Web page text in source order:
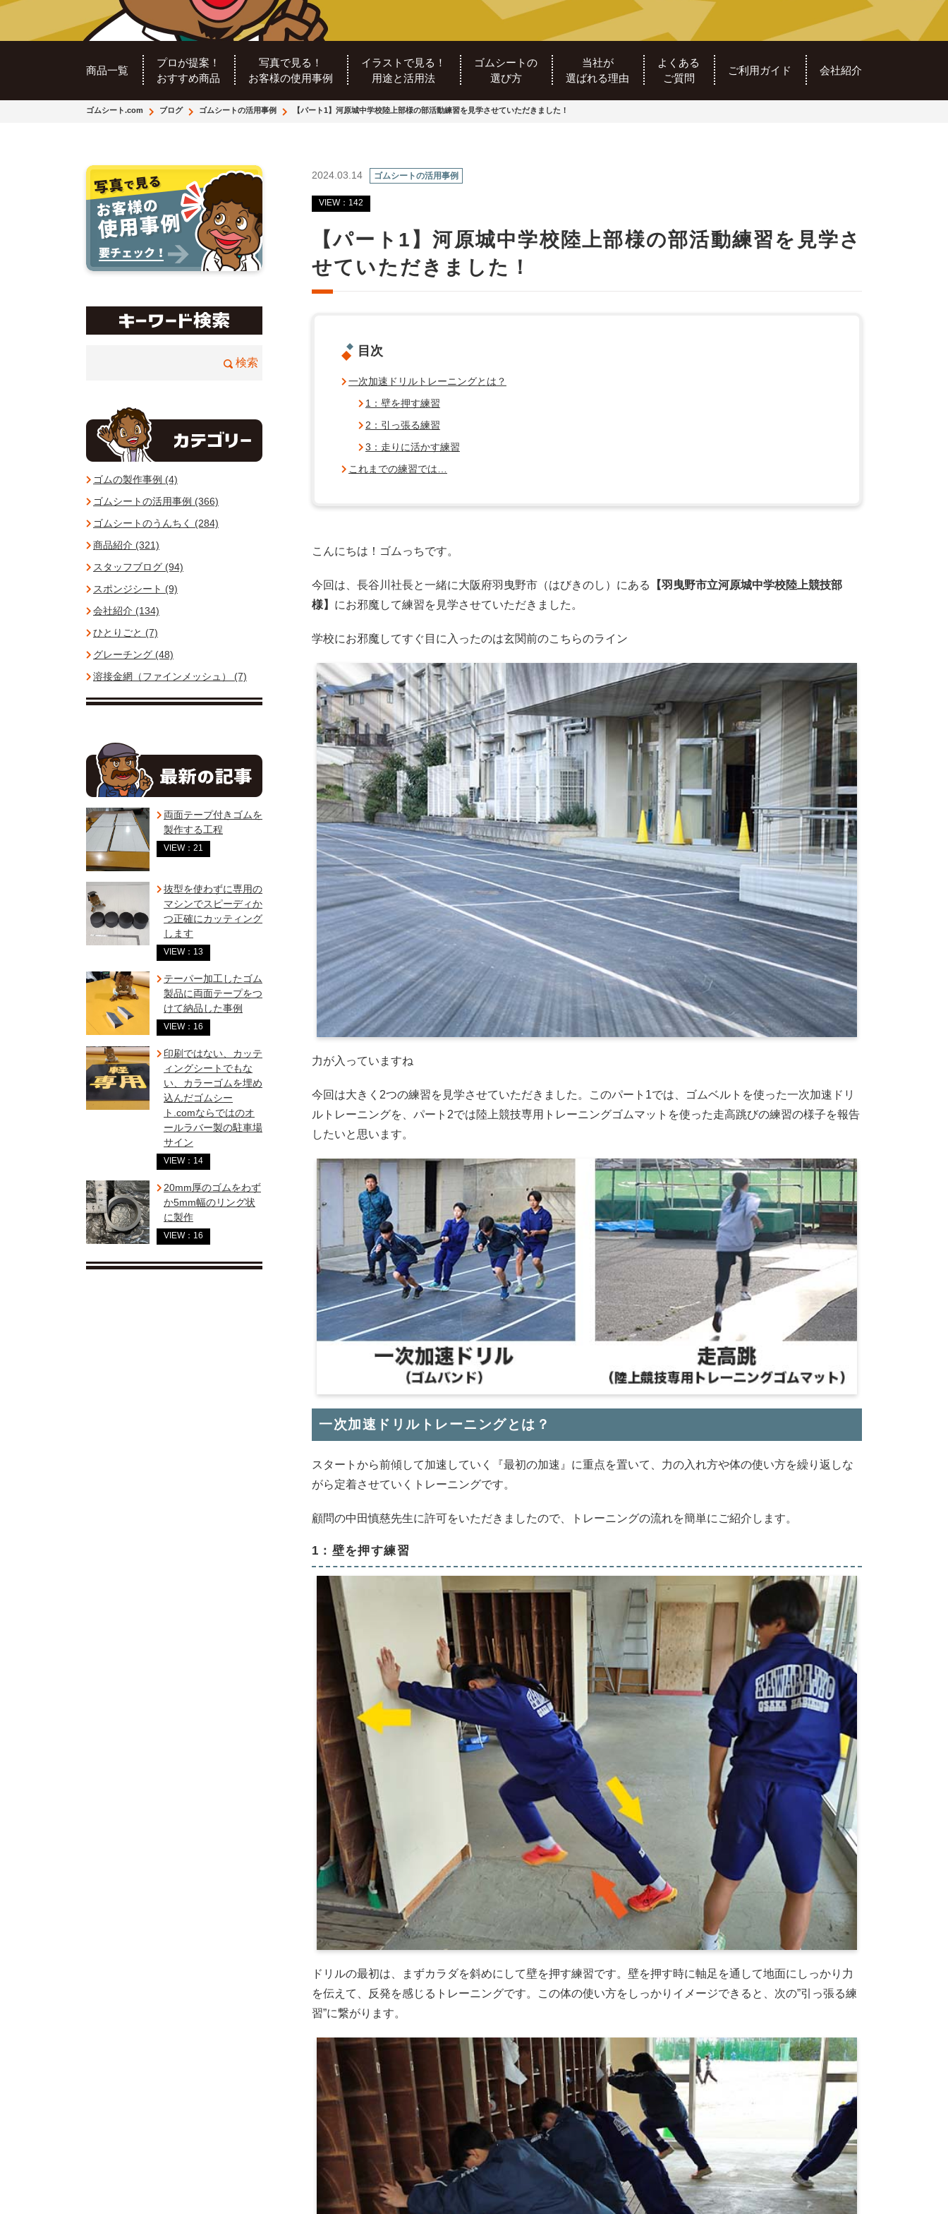
商品一覧
プロが提案！
おすすめ商品
写真で見る！
お客様の使用事例
イラストで見る！
用途と活用法
ゴムシートの
選び方
当社が
選ばれる理由
よくある
ご質問
ご利用ガイド 会社紹介
ゴムシート.com ブログ ゴムシートの活用事例 【パート1】河原城中学校陸上部様の部活動練習を見学させていただきました！
2024.03.14 ゴムシートの活用事例
VIEW：142
【パート1】河原城中学校陸上部様の部活動練習を見学さ
せていただきました！
目次
一次加速ドリルトレーニングとは？
1：壁を押す練習
2：引っ張る練習
3：走りに活かす練習
これまでの練習では…
こんにちは！ゴムっちです。
今回は、長谷川社長と一緒に大阪府羽曳野市（はびきのし）にある
【羽曳野市立河原城中学校陸上競技部
様】 にお邪魔して練習を見学させていただきました。
学校にお邪魔してすぐ目に入ったのは玄関前のこちらのライン
力が入っていますね
今回は大きく2つの練習を見学させていただきました。このパート1では、ゴムベルトを使った一次加速ドリ
ルトレーニングを、パート2では陸上競技専用トレーニングゴムマットを使った走高跳びの練習の様子を報告
したいと思います。
一次加速ドリルトレーニングとは？
スタートから前傾して加速していく『最初の加速』に重点を置いて、力の入れ方や体の使い方を繰り返しな
がら定着させていくトレーニングです。
顧問の中田慎慈先生に許可をいただきましたので、トレーニングの流れを簡単にご紹介します。
1：壁を押す練習
ドリルの最初は、まずカラダを斜めにして壁を押す練習です。壁を押す時に軸足を通して地面にしっかり力
を伝えて、反発を感じるトレーニングです。この体の使い方をしっかりイメージできると、次の”引っ張る練
習”に繋がります。
ゴムの製作事例 (4)
ゴムシートの活用事例 (366)
ゴムシートのうんちく (284)
商品紹介 (321)
スタッフブログ (94)
スポンジシート (9)
会社紹介 (134)
ひとりごと (7)
グレーチング (48)
溶接金網（ファインメッシュ） (7)
両面テープ付きゴムを
製作する工程
VIEW：21
抜型を使わずに専用の
マシンでスピーディか
つ正確にカッティング
します
VIEW：13
テーパー加工したゴム
製品に両面テープをつ
けて納品した事例
VIEW：16
印刷ではない、カッテ
ィングシートでもな
い、カラーゴムを埋め
込んだゴムシー
ト.comならではのオ
ールラバー製の駐車場
サイン
VIEW：14
20mm厚のゴムをわず
か5mm幅のリング状
に製作
VIEW：16